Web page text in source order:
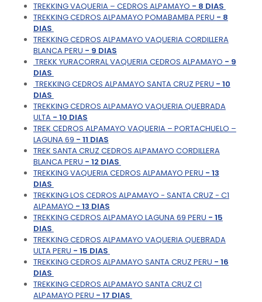
TREKKING VAQUERIA – CEDROS ALPAMAYO - 8 DIAS
TREKKING CEDROS ALPAMAYO POMABAMBA PERU - 8
DIAS
TREKKING CEDROS ALPAMAYO VAQUERIA CORDILLERA
BLANCA PERU - 9 DIAS
TREKK YURACORRAL VAQUERIA CEDROS ALPAMAYO - 9
DIAS
TREKKING CEDROS ALPAMAYO SANTA CRUZ PERU - 10
DIAS
TREKKING CEDROS ALPAMAYO VAQUERIA QUEBRADA
ULTA - 10 DIAS
TREK CEDROS ALPAMAYO VAQUERIA – PORTACHUELO –
LAGUNA 69 - 11 DIAS
TREK SANTA CRUZ CEDROS ALPAMAYO CORDILLERA
BLANCA PERU - 12 DIAS
TREKKING VAQUERIA CEDROS ALPAMAYO PERU - 13
DIAS
TREKKING LOS CEDROS ALPAMAYO - SANTA CRUZ - C1
ALPAMAYO - 13 DIAS
TREKKING CEDROS ALPAMAYO LAGUNA 69 PERU - 15
DIAS
TREKKING CEDROS ALPAMAYO VAQUERIA QUEBRADA
ULTA PERU - 15 DIAS
TREKKING CEDROS ALPAMAYO SANTA CRUZ PERU - 16
DIAS
TREKKING CEDROS ALPAMAYO SANTA CRUZ C1
ALPAMAYO PERU - 17 DIAS